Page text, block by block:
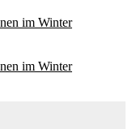
im Winter
im Winter